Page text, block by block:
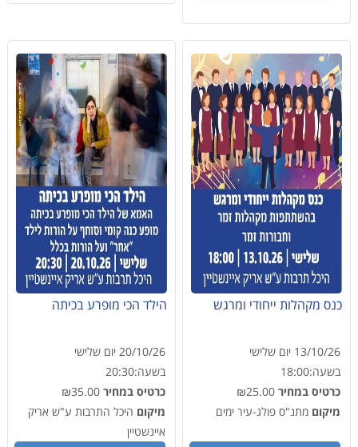
כנס מקהלות ייחודי ומרגש
13/10/26 יום שלישי
בשעה:18:00
כרטיס במחיר₪25.00
מיקום מתנ"ס פולג-עיר ימים
הילד הכי מופרע בכיתה
20/10/26 יום שלישי
בשעה:20:30
כרטיס במחיר ₪35.00
מיקום היכל התרבות ע"ש אריק
איינשטיין